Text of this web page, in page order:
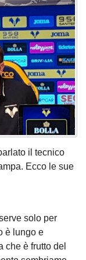
il tecnico
Ecco le sue
solo per
è lungo e
che è frutto del